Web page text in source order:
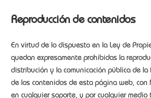
Reproducción de contenidos
En virtud de lo dispuesto en la Ley de
quedan expresamente prohibidas la
distribución y la comunicación pública de
de los contenidos de esta página web, con
en cualquier soporte, y por cualquier medio